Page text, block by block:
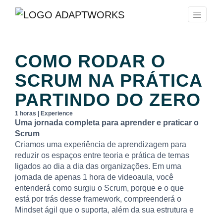
COMO RODAR O
SCRUM NA PRÁTICA
PARTINDO DO ZERO
1 horas | Experience
Uma jornada completa para aprender e praticar o
Scrum
Criamos uma experiência de aprendizagem para
reduzir os espaços entre teoria e prática de temas
ligados ao dia a dia das organizações. Em uma
jornada de apenas 1 hora de videoaula, você
entenderá como surgiu o Scrum, porque e o que
está por trás desse framework, compreenderá o
Mindset ágil que o suporta, além da sua estrutura e